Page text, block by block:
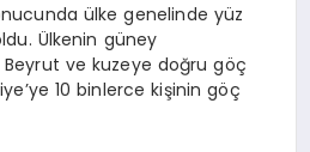
ülke genelinde yüz
Ülkenin güney
ve kuzeye doğru göç
10 binlerce kişinin göç